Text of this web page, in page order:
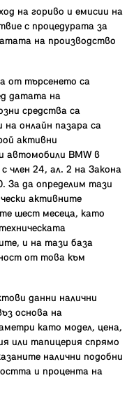
на гориво и емисии на
с процедурата за
на производство
от търсенето са
датата на
средства са
на онлайн пазара са
активни
автомобили BMW в
член 24, ал. 2 на Закона
За да определим тази
активните
шест месеца, като
и на тази база
от това към
данни налични
основа на
като модел, цена,
или тапицерия спрямо
налични подобни
и процента на